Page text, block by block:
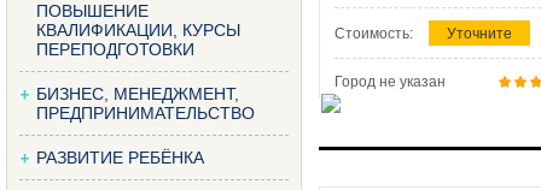
ПОВЫШЕНИЕ
КВАЛИФИКАЦИИ, КУРСЫ
ПЕРЕПОДГОТОВКИ
БИЗНЕС, МЕНЕДЖМЕНТ,
ПРЕДПРИНИМАТЕЛЬСТВО
РАЗВИТИЕ РЕБЁНКА
Стоимость: Уточните
Город не указан